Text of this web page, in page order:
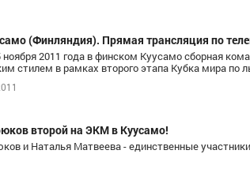
(Финляндия). Прямая трансляция по
ноября 2011 года в финском Куусамо сборная
стилем в рамках второго этапа Кубка мира по
второй на ЭКМ в Куусамо!
и Наталья Матвеева - единственные